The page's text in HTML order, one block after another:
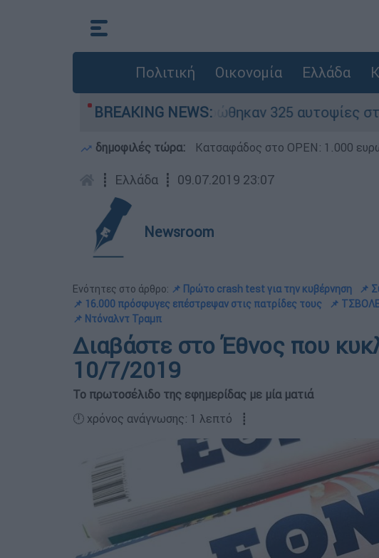
Πολιτική Οικονομία Ελλάδα
BREAKING NEWS:
«κόκκινα» - Ολοκληρώθηκαν 325 αυτοψίες στις
δημοφιλές τώρα: Κατσαφάδος στο OPEN: 1.000
┋ Ελλάδα ┋ 09.07.2019 23:07
Newsroom
Ενότητες στο άρθρο: 📌 Πρώτο crash test για την κυβέρνηση 📌
📌 16.000 πρόσφυγες επέστρεψαν στις πατρίδες τους
📌
📌 Ντόναλντ Τραμπ
Διαβάστε στο Έθνος που
10/7/2019
Το πρωτοσέλιδο της εφημερίδας με μία ματιά
🕛 χρόνος ανάγνωσης: 1 λεπτό ┋